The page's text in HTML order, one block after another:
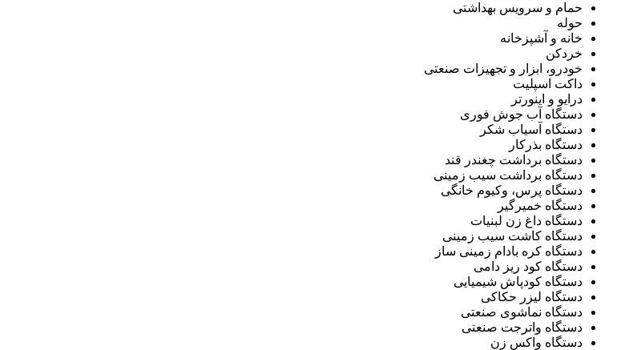
حمام و سرویس بهداشتی
حوله
خانه و آشپزخانه
خردکن
خودرو، ابزار و تجهیزات صنعتی
داکت اسپلیت
درایو و اینورتر
دستگاه آب جوش فوری
دستگاه آسیاب شکر
دستگاه بذرکار
دستگاه برداشت چغندر قند
دستگاه برداشت سیب زمینی
دستگاه پرس، وکیوم خانگی
دستگاه خمیرگیر
دستگاه داغ زن لبنیات
دستگاه کاشت سیب زمینی
دستگاه کره بادام زمینی ساز
دستگاه کود ریز دامی
دستگاه کودپاش شیمیایی
دستگاه لیزر حکاکی
دستگاه نماشوی صنعتی
دستگاه واترجت صنعتی
دستگاه واکس زن